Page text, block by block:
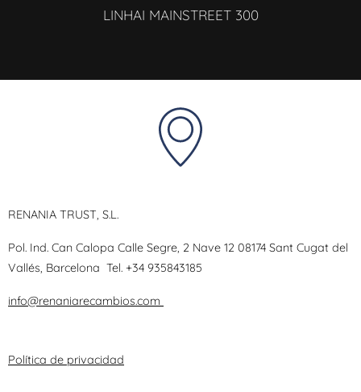
LINHAI MAINSTREET 300
RENANIA TRUST, S.L.
Pol. Ind. Can Calopa Calle Segre, 2 Nave 12 08174 Sant Cugat del
Vallés, Barcelona Tel. +34 935843185
info@renaniarecambios.com
Política de privacidad